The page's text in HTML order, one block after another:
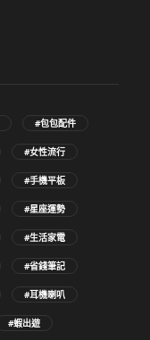
#包包配件
#女性流行
#手機平板
#星座運勢
#生活家電
#省錢筆記
#耳機喇叭
#蝦出遊